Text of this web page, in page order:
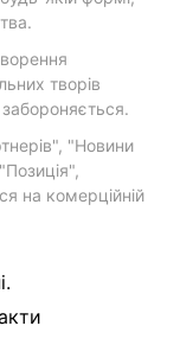
творів
"Новини
на комерційній